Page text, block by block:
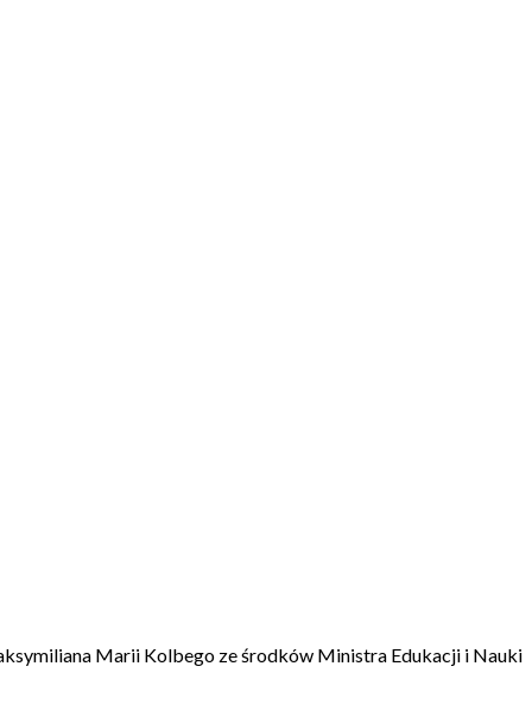
Marii Kolbego ze środków Ministra Edukacji i Nauki